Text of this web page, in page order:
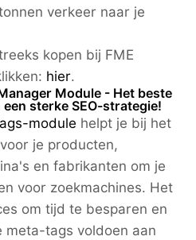
verkeer naar je
kopen bij FME
hier.
Module - Het beste
sterke SEO-strategie!
module helpt je bij het
je producten,
en fabrikanten om je
voor zoekmachines. Het
om tijd te besparen en
meta-tags voldoen aan